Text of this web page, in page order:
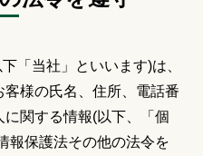
「当社」といいます)は、
様の氏名、住所、電話番
関する情報(以下、「個
報保護法その他の法令を